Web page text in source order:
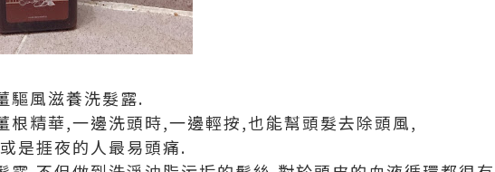
驅風滋養洗髮露.
根精華,一邊洗頭時,一邊輕按,也能幫頭髮去除頭風,
是捱夜的人最易頭痛.